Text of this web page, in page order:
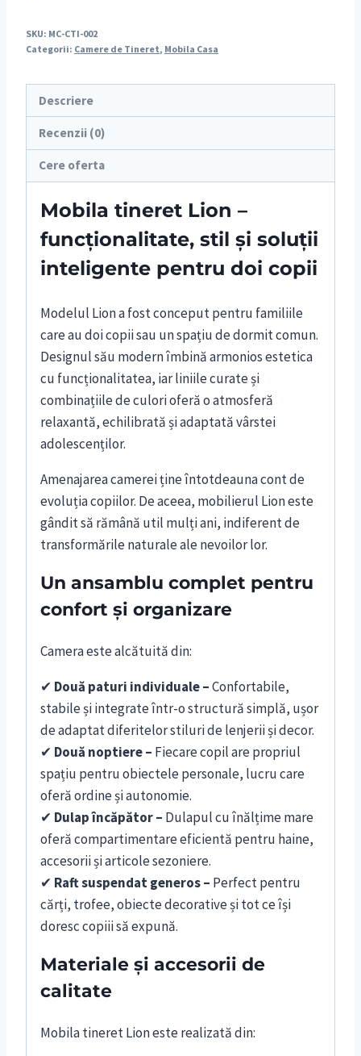
SKU: MC-CTI-002
Categorii: Camere de Tineret, Mobila Casa
Descriere
Recenzii (0)
Cere oferta
Mobila tineret Lion –
funcționalitate, stil și soluții
inteligente pentru doi copii
Modelul Lion a fost conceput pentru familiile
care au doi copii sau un spațiu de dormit comun.
Designul său modern îmbină armonios estetica
cu funcționalitatea, iar liniile curate și
combinațiile de culori oferă o atmosferă
relaxantă, echilibrată și adaptată vârstei
adolescenților.
Amenajarea camerei ține întotdeauna cont de
evoluția copiilor. De aceea, mobilierul Lion este
gândit să rămână util mulți ani, indiferent de
transformările naturale ale nevoilor lor.
Un ansamblu complet pentru
confort și organizare
Camera este alcătuită din:
✔ Două paturi individuale –Confortabile,
stabile și integrate într-o structură simplă, ușor
de adaptat diferitelor stiluri de lenjerii și decor.
✔ Două noptiere – Fiecare copil are propriul
spațiu pentru obiectele personale, lucru care
oferă ordine și autonomie.
✔ Dulap încăpător – Dulapul cu înălțime mare
oferă compartimentare eficientă pentru haine,
accesorii și articole sezoniere.
✔ Raft suspendat generos – Perfect pentru
cărți, trofee, obiecte decorative și tot ce își
doresc copiii să expună.
Materiale și accesorii de
calitate
Mobila tineret Lion este realizată din: